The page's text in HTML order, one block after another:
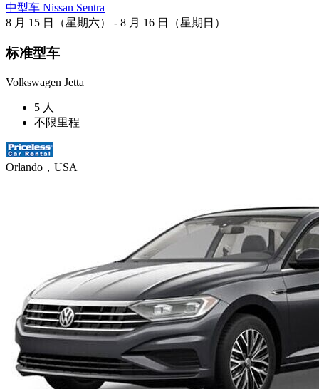
中型车 Nissan Sentra
8 月 15 日（星期六） - 8 月 16 日（星期日）
标准型车
Volkswagen Jetta
5 人
不限里程
Orlando，USA